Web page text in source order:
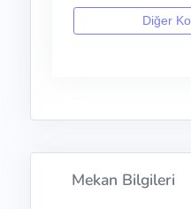
Diğer
Mekan Bilgileri